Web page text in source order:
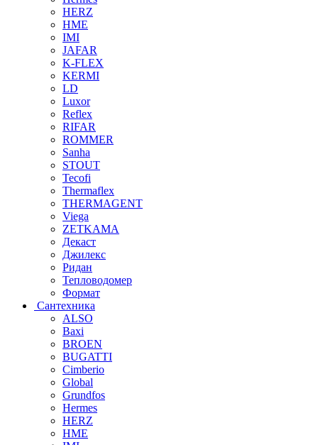
HERZ
HME
IMI
JAFAR
K-FLEX
KERMI
LD
Luxor
Reflex
RIFAR
ROMMER
Sanha
STOUT
Tecofi
Thermaflex
THERMAGENT
Viega
ZETKAMA
Декаст
Джилекс
Ридан
Тепловодомер
Формат
Сантехника
ALSO
Baxi
BROEN
BUGATTI
Cimberio
Global
Grundfos
Hermes
HERZ
HME